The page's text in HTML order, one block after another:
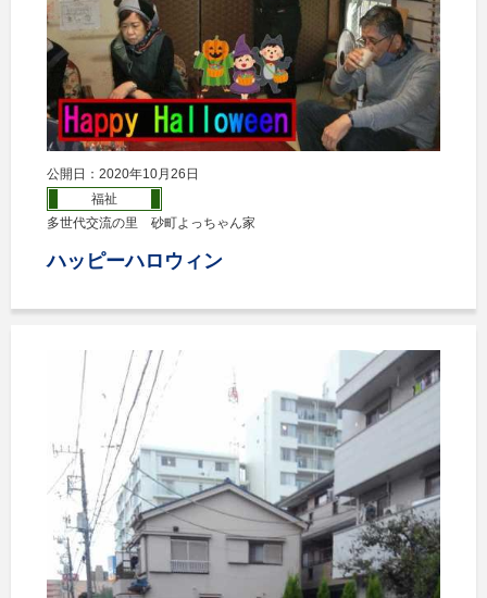
公開日：2020年10月26日
福祉
多世代交流の里 砂町よっちゃん家
ハッピーハロウィン